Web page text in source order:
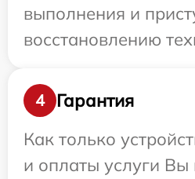
выполнения и
восстановлению
4
Гарантия
Как только
и оплаты услуги Вы